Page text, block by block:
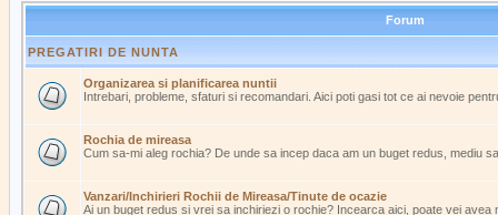
Forum
PREGATIRI DE NUNTA
Organizarea si planificarea nuntii
Intrebari, probleme, sfaturi si recomandari. Aici poti gasi tot ce ai nevoie
Rochia de mireasa
Cum sa-mi aleg rochia? De unde sa incep daca am un buget redus, mediu
Vanzari/Inchirieri Rochii de Mireasa/Tinute de ocazie
Ai un buget redus si vrei sa inchiriezi o rochie? Incearca aici, poate vei avea